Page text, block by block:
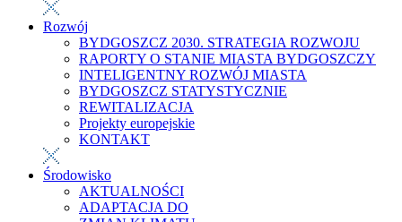
Rozwój
BYDGOSZCZ 2030. STRATEGIA ROZWOJU
RAPORTY O STANIE MIASTA BYDGOSZCZY
INTELIGENTNY ROZWÓJ MIASTA
BYDGOSZCZ STATYSTYCZNIE
REWITALIZACJA
Projekty europejskie
KONTAKT
Środowisko
AKTUALNOŚCI
ADAPTACJA DO